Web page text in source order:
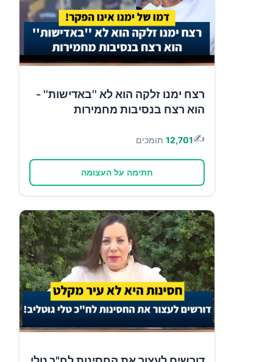
רצח ימנו זלקה הוא לא ''באדישות'' -
הוא רצח בנסיבות מחמירות
✍️
12,701 תומכים
חתימה על העצומה